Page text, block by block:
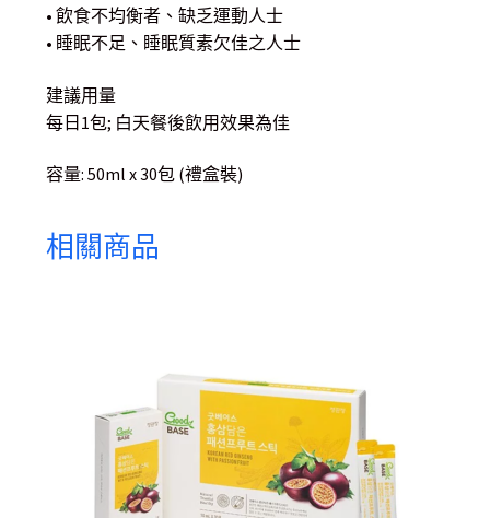
• 飲食不均衡者、缺乏運動人士
• 睡眠不足、睡眠質素欠佳之人士
建議用量
每日1包; 白天餐後飲用效果為佳
容量: 50ml x 30包 (禮盒裝)
相關商品